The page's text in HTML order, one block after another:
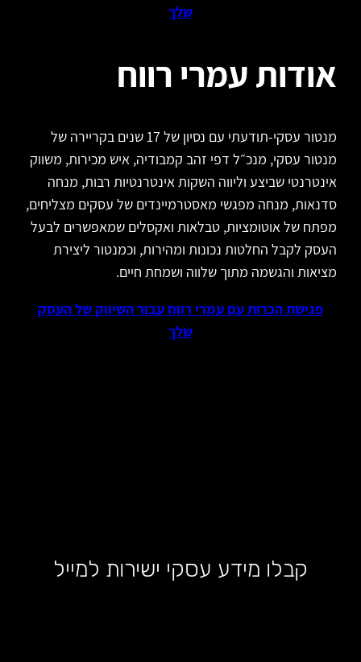
שלך
אודות עמרי רווח
מנטור עסקי-תודעתי עם נסיון של 17 שנים בקריירה של
מנטור עסקי, מנכ״ל דפי זהב קמבודיה, איש מכירות, משווק
אינטרנטי שביצע וליווה השקות אינטרנטיות רבות, מנחה
סדנאות, מנחה מפגשי מאסטרמיינדים של עסקים מצליחים,
מפתח של אוטומציות, טבלאות ואקסלים שמאפשרים לבעל
העסק לקבל החלטות נכונות ומהירות, וכמנטור ליצירת
מציאות והגשמה מתוך שלווה ושמחת חיים.
פגישת הכרות עם עמרי רווח עבור השיווק של העסק
שלך
קבלו מידע עסקי ישירות למייל